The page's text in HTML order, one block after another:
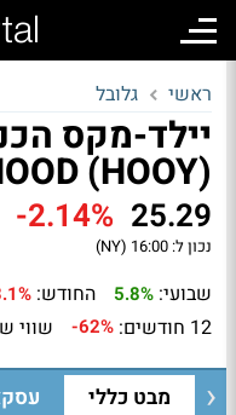
ראשי גלובל
יילד-מקס
(HOOY)
25.29
-2.14%
נכון ל: 16:00 (NY)
שבועי: 5.8% החודש:
12 חודשים: -62% שווי
מבט כללי